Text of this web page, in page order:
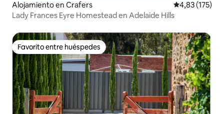
Alojamiento en Crafers Calificación
4,83 (175)
Lady Frances Eyre Homestead en Adelaide Hills
Favorito entre huéspedes
Favorito entre huéspedes